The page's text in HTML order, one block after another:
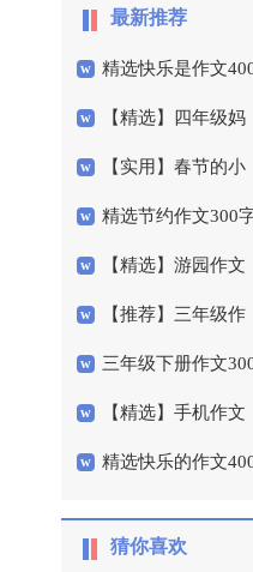
最新推荐
精选快乐是作文
字三篇【精选】四年级妈
妈作文300字集锦七篇
【实用】春节的小
学作文汇编7篇
精选节约作文300
合集五篇【精选】游园作文
400字3篇
【推荐】三年级作
文300字汇编5篇
三年级下册作文
字三篇【精选】手机作文
400字4篇
精选快乐的作文
猜你喜欢